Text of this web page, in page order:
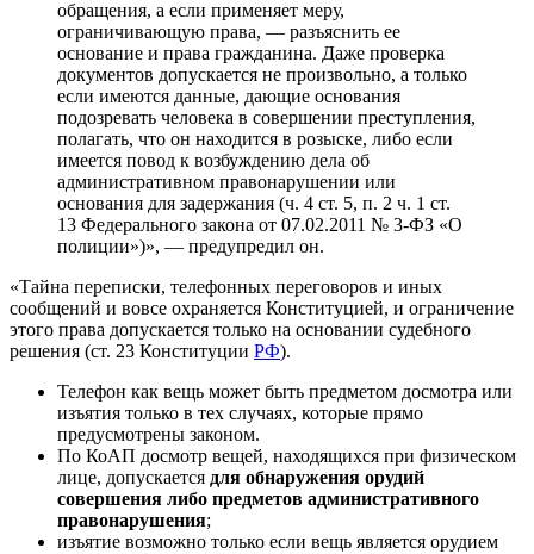
обращения, а если применяет меру,
ограничивающую права, — разъяснить ее
основание и права гражданина. Даже проверка
документов допускается не произвольно, а только
если имеются данные, дающие основания
подозревать человека в совершении преступления,
полагать, что он находится в розыске, либо если
имеется повод к возбуждению дела об
административном правонарушении или
основания для задержания (ч. 4 ст. 5, п. 2 ч. 1 ст.
13 Федерального закона от 07.02.2011 № 3-ФЗ «О
полиции»)», — предупредил он.
«Тайна переписки, телефонных переговоров и иных
сообщений и вовсе охраняется Конституцией, и ограничение
этого права допускается только на основании судебного
решения (ст. 23 Конституции РФ).
Телефон как вещь может быть предметом досмотра или
изъятия только в тех случаях, которые прямо
предусмотрены законом.
По КоАП досмотр вещей, находящихся при физическом
лице, допускается для обнаружения орудий
совершения либо предметов административного
правонарушения;
изъятие возможно только если вещь является орудием